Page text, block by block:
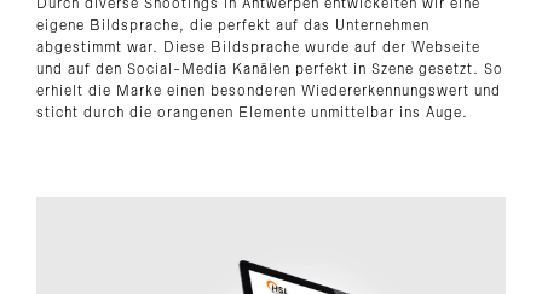
Durch diverse Shootings in Antwerpen entwickelten wir eine
eigene Bildsprache, die perfekt auf das Unternehmen
abgestimmt war. Diese Bildsprache wurde auf der Webseite
und auf den Social-Media Kanälen perfekt in Szene gesetzt. So
erhielt die Marke einen besonderen Wiedererkennungswert und
sticht durch die orangenen Elemente unmittelbar ins Auge.